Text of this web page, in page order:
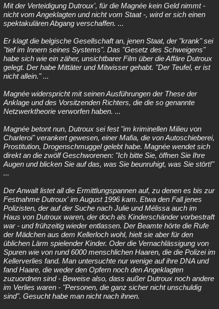
Mit der Verteidigung Dutroux', für die Magnée kein Geld nimmt -
nicht vom Angeklagten und nicht vom Staat -, wird er sich einen
spektakulären Abgang verschaffen. ...
Er klagt die belgische Gesellschaft an, jenen Staat, der "krank" sei
"tief im Innern seines Systems". Das "Gesetz des Schweigens"
habe sich wie ein zäher, unsichtbarer Film über die Affäre Dutroux
gelegt. Der habe Mittäter und Mitwisser gehabt. "Der Teufel, er ist
nicht allein." ...
Magnée widerspricht mit seinen Ausführungen der These der
Anklage und des Vorsitzenden Richters, die die so genannte
Netzwerktheorie verworfen haben. ...
Magnée betont nun, Dutroux sei fest "im kriminellen Milieu von
Charleroi" verankert gewesen, einer Mafia, die von Autoschieberei,
Prostitution, Drogenschmuggel gelebt habe. Magnée wendet sich
direkt an die zwölf Geschworenen: "Ich bitte Sie, öffnen Sie Ihre
Augen und blicken Sie auf das, was Sie beunruhigt, was Sie stört!"
...
Der Anwalt listet all die Ermittlungspannen auf, zu denen es bis zur
Festnahme Dutroux' im August 1996 kam. Etwa den Fall jenes
Polizisten, der auf der Suche nach Julie und Mélissa auch im
Haus von Dutroux waren, der doch als Kinderschänder vorbestraft
war - und frühzeitig wieder entlassen. Der Beamte hörte die Rufe
der Mädchen aus dem Kellerloch wohl, hielt sie aber für den
üblichen Lärm spielender Kinder. Oder die Vernachlässigung von
Spuren wie von rund 6000 menschlichen Haaren, die die Polizei im
Kellerverlies fand. Man untersuchte nur wenige auf ihre DNA und
fand Haare, die weder den Opfern noch den Angeklagten
zuzuordnen sind - Beweise also, dass außer Dutroux noch andere
im Verlies waren - "Personen, die ganz sicher nicht unschuldig
sind". Gesucht habe man nicht nach ihnen.